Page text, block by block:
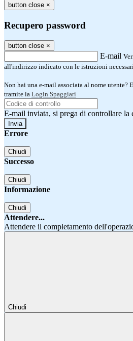
button close ×
Recupero password
button close ×
E-mail
all'indirizzo indicato con le istruzioni
Non hai una e-mail associata al nome utente?
tramite la Login Spaggiari
E-mail inviata, si prega di controllare la
Errore
Chiudi
Successo
Chiudi
Informazione
Chiudi
Attendere...
Attendere il completamento
Chiudi